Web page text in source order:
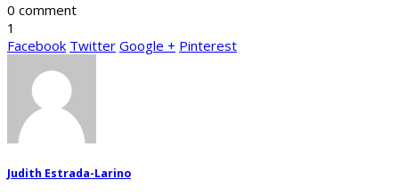
0 comment
1
Facebook Twitter Google + Pinterest
Judith Estrada-Larino